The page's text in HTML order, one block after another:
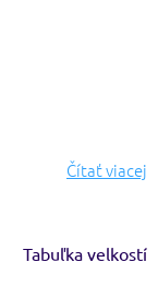
Čítať viacej
Tabuľka velkostí